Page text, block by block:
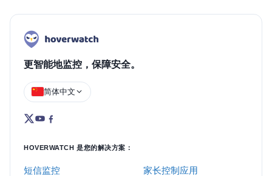
更智能地监控，保障安全。
简体中文
HOVERWATCH 是您的解决方案：
短信监控 家长控制应用